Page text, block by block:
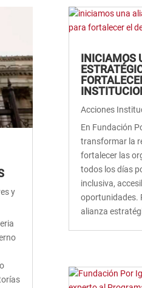
y
INICIAMOS
Acciones
En Fundación
transformar la
fortalecer las
todos los días
inclusiva,
oportunidades.
alianza